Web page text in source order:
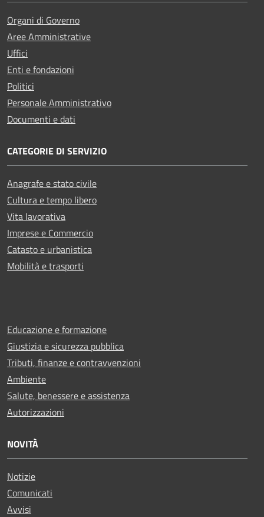
Organi di Governo
Aree Amministrative
Uffici
Enti e fondazioni
Politici
Personale Amministrativo
Documenti e dati
CATEGORIE DI SERVIZIO
Anagrafe e stato civile
Cultura e tempo libero
Vita lavorativa
Imprese e Commercio
Catasto e urbanistica
Mobilità e trasporti
Educazione e formazione
Giustizia e sicurezza pubblica
Tributi, finanze e contravvenzioni
Ambiente
Salute, benessere e assistenza
Autorizzazioni
NOVITÀ
Notizie
Comunicati
Avvisi